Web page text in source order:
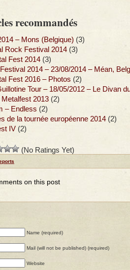
recommandés
– Mons (Belgique) (3)
Rock Festival 2014 (3)
Fest 2014 (3)
2014 – 23/08/2014 – Méan,
Fest 2016 – Photos (2)
Tour – 18/05/2012 – Le Divan
2013 (2)
– Endless (2)
de la tournée européenne 2014 (2)
IV (2)
(No Ratings Yet)
on this post
Name (required)
Mail (will not be published) (required)
Website